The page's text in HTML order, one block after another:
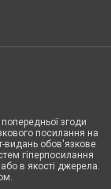
згоди
посилання на
видань обов'язкове
гіперпосилання
в якості джерела.